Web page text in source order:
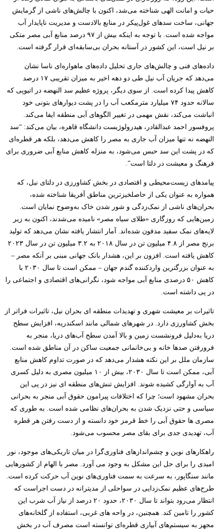
حیات و امانت الهی شناخته می‌شد، اکنون با چالش‌های ناشی از گرمایش
جهانی، ساخت سدهای غول‌پیکر در منابع بالادست و مدیریت ناپایدار آب
مواجه شده است. با توجه به اینکه بیش از ۹۷ درصد منابع آبی مصر متکی
بر نیل است، این کشور در آستانه بحران بی‌سابقه‌ای قرار گرفته است.
داده‌های فنی و چالش‌های جاری تحلیل داده‌های ماهواره‌ای ناسا نشان
می‌دهد که جریان آب نیل طی دو دهه اخیر به میزان تقریبی ۱۷ درصد
کاهش پیدا کرده است. از سوی دیگر، پروژه عظیم سد النهضه در اتیوپی که
سالانه حدود ۷۴ میلیارد مترمکعب آب را در پشت دیوارهای بتونی خود
انباشت می‌کند، نقش مهمی در تغییر الگوهای آبی منطقه ایفا می‌کند.
پروفسور احمد عبدالقادر، هیدرولوژیست دانشگاه قاهره، بیان می‌کند: “سد
النهضه نه تنها میزان آب جاری به مصر را کاهش می‌دهد، بلکه هر قطره‌ای
که در پشت این سد حبس می‌شود، به منزله کاهش منابع آبی ضروری برای
فرهنگ و معیشت در دلتا است”.
پیامدهای زیست‌محیطی و اقتصادی در بخش کشاورزی در دلتای نیل، که
همواره به عنوان یکی از حاصلخیزترین مناطق آفریقا شناخته شده،
بحران‌های ناشی از نمک‌زدگی و شور شدن خاک به‌وضوح نمایان است.
زمین‌هایی که روزگاری «طلای سیاه مصر» نامیده می‌شدند، اکنون به زیر
لایه‌های نمک سفید مدفون شده‌اند. آمار انتشار یافته نشان می‌دهد که تولید
برنج مصر از ۴.۸ میلیون تن در سال ۲۰۱۸ به ۳.۲ میلیون تن در سال ۲۰۲۳
کاهش یافته است. افزون بر این، هشدار بانک جهانی مبنی بر آنکه مصر –
به عنوان بزرگترین واردکننده گندم جهان – ممکن است تا سال ۲۰۳۰ با
کاهش ۵۰ درصدی منابع آبی مواجه شود، نگرانی‌های اقتصادی و اجتماعی را
در پی داشته است.
تاثیرات بر معیشت شهری و تهدیدات منطقه ای بحران نیل، تاثیرات فراتر از
بخش کشاورزی دارد. در شهرهای شمالی مانند اسکندریه، افزایش سطح
دریا به‌دلیل فرونشست زمین و بالا آمدن سطح آب‌های دریا، منجر به
فرورفتن صدها خانه و بی‌خانمانی جمعیت ساکن در آن مناطق شده است.
سازمان ملل بر این نکته هشدار می‌دهد که در صورت تداوم کاهش منابع
آبی، ممکن است تا سال ۲۰۳۰، بیش از ۱۰ میلیون مصری به دلیل کسری
آب به آوارگی کشیده شوند. افزایش تنش‌های منطقه ای نیز در پی این
بحران مشهود است؛ چرا که اختلافات پیرامون حقوق آبی منجر به بحرانی
سیاسی و حتی نزدیک شدن به بحران‌های نظامی شده است. به طوری که
مصری ها حقوق آبی را خط قرمز خود دانسته و از دست رفتن هر قطره
آب، تهدیدی جدی برای بقای مصر محسوب می‌شود.
راهکارهای نوین و چشم‌اندازهای فناوری‌گرا در میان تاریکی‌های موجود، نور
امیدی را برای حل این مشکل به وجود می آورد. مصر با الهام از کشورهایی
مانند سنگاپور، به سرعت به سمت فناوری‌های نوین آب حرکت کرده است.
طرح‌های عظیم نمک‌زدایی در سواحلی از مدیترانه در دست اجراست که
انتظار می‌رود بتواند تا سال ۲۰۳۰، حدود ۲۰ درصد از نیاز آب شرب این
کشور را تامین کند. همچنین، در واحه های غربی، استفاده از گلخانه‌های
مجهز به سیستم‌های آبیاری قطره‌ای توانسته است مصرف آب در بخش